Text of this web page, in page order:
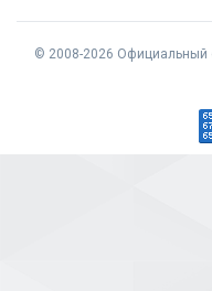
© 2008-2026 Официальный